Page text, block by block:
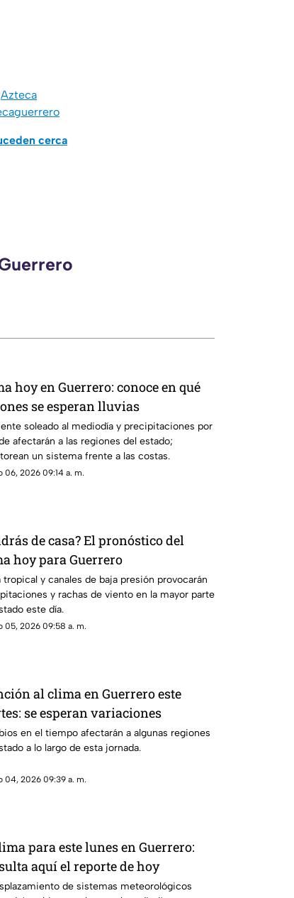
Azteca
cerca
hoy en Guerrero: conoce en qué
se esperan lluvias
soleado al mediodía y precipitaciones por
afectarán a las regiones del estado;
un sistema frente a las costas.
06, 2026 09:14 a. m.
de casa? El pronóstico del
hoy para Guerrero
tropical y canales de baja presión provocarán
y rachas de viento en la mayor parte
este día.
05, 2026 09:58 a. m.
al clima en Guerrero este
se esperan variaciones
en el tiempo afectarán a algunas regiones
a lo largo de esta jornada.
04, 2026 09:39 a. m.
para este lunes en Guerrero:
aquí el reporte de hoy
de sistemas meteorológicos